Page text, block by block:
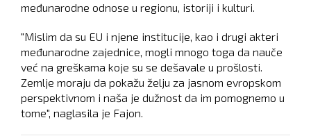
međunarodne odnose u regionu, istoriji i kulturi.
"Mislim da su EU i njene institucije, kao i drugi akteri
međunarodne zajednice, mogli mnogo toga da nauče
već na greškama koje su se dešavale u prošlosti.
Zemlje moraju da pokažu želju za jasnom evropskom
perspektivnom i naša je dužnost da im pomognemo u
tome", naglasila je Fajon.